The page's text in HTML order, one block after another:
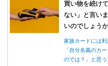
買い物を続け
ない」と言い
いのでしょう
家族カードには利
「自分名義のカ
のでは？」と思